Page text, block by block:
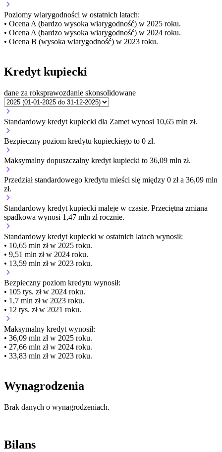
Poziomy wiarygodności w ostatnich latach:
• Ocena A (bardzo wysoka wiarygodność) w 2025 roku.
• Ocena A (bardzo wysoka wiarygodność) w 2024 roku.
• Ocena B (wysoka wiarygodność) w 2023 roku.
Kredyt kupiecki
dane za roksprawozdanie skonsolidowane
Standardowy kredyt kupiecki dla Zamet wynosi 10,65 mln zł.
Bezpieczny poziom kredytu kupieckiego to 0 zł.
Maksymalny dopuszczalny kredyt kupiecki to 36,09 mln zł.
Przedział standardowego kredytu mieści się między 0 zł a 36,09 mln
zł.
Standardowy kredyt kupiecki maleje w czasie. Przeciętna zmiana
spadkowa wynosi 1,47 mln zł rocznie.
Standardowy kredyt kupiecki w ostatnich latach wynosił:
• 10,65 mln zł w 2025 roku.
• 9,51 mln zł w 2024 roku.
• 13,59 mln zł w 2023 roku.
Bezpieczny poziom kredytu wynosił:
• 105 tys. zł w 2024 roku.
• 1,7 mln zł w 2023 roku.
• 12 tys. zł w 2021 roku.
Maksymalny kredyt wynosił:
• 36,09 mln zł w 2025 roku.
• 27,66 mln zł w 2024 roku.
• 33,83 mln zł w 2023 roku.
Wynagrodzenia
Brak danych o wynagrodzeniach.
Bilans